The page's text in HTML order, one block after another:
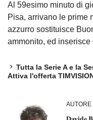
Al 59esimo minuto di
Pisa, arrivano le prime
azzurro sostituisce
ammonito, ed inserisce
Tutta la Serie A e la
Attiva l'offerta
AUTORE